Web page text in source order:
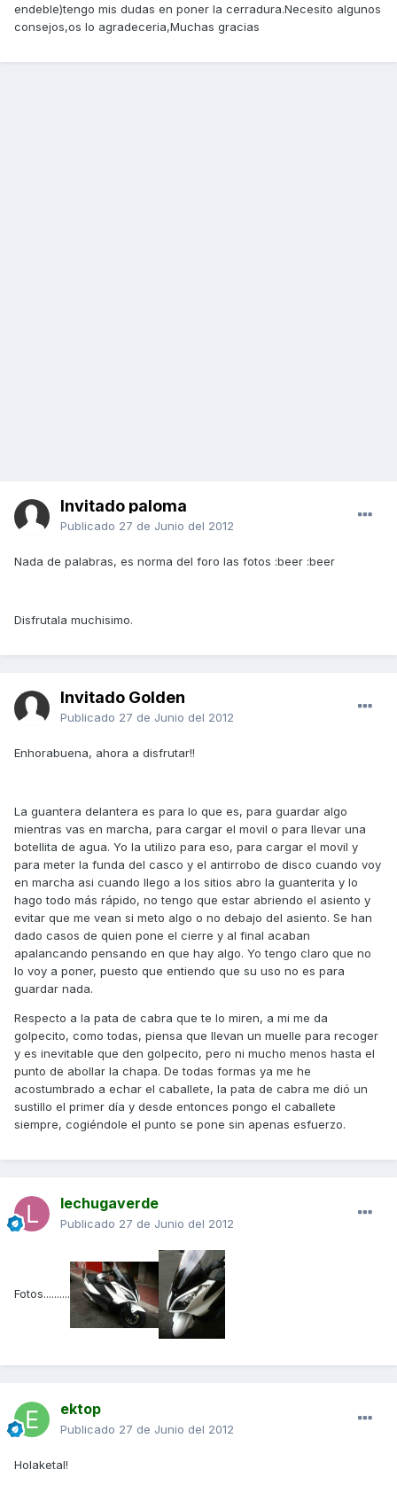
endeble)tengo mis dudas en poner la cerradura.Necesito algunos
consejos,os lo agradeceria,Muchas gracias
Invitado paloma
Publicado 27 de Junio del 2012
Nada de palabras, es norma del foro las fotos :beer :beer
Disfrutala muchisimo.
Invitado Golden
Publicado 27 de Junio del 2012
Enhorabuena, ahora a disfrutar!!
La guantera delantera es para lo que es, para guardar algo
mientras vas en marcha, para cargar el movil o para llevar una
botellita de agua. Yo la utilizo para eso, para cargar el movil y
para meter la funda del casco y el antirrobo de disco cuando voy
en marcha asi cuando llego a los sitios abro la guanterita y lo
hago todo más rápido, no tengo que estar abriendo el asiento y
evitar que me vean si meto algo o no debajo del asiento. Se han
dado casos de quien pone el cierre y al final acaban
apalancando pensando en que hay algo. Yo tengo claro que no
lo voy a poner, puesto que entiendo que su uso no es para
guardar nada.
Respecto a la pata de cabra que te lo miren, a mi me da
golpecito, como todas, piensa que llevan un muelle para recoger
y es inevitable que den golpecito, pero ni mucho menos hasta el
punto de abollar la chapa. De todas formas ya me he
acostumbrado a echar el caballete, la pata de cabra me dió un
sustillo el primer día y desde entonces pongo el caballete
siempre, cogiéndole el punto se pone sin apenas esfuerzo.
lechugaverde
Publicado 27 de Junio del 2012
Fotos..........
ektop
Publicado 27 de Junio del 2012
Holaketal!